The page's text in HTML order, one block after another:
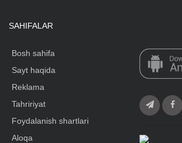
SAHIFALAR
Bosh sahifa
Sayt haqida
Reklama
Tahririyat
Foydalanish shartlari
Aloqa